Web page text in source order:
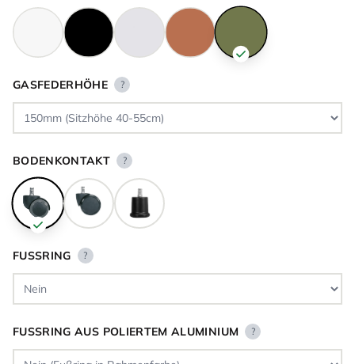
GASFEDERHÖHE ?
BODENKONTAKT ?
FUSSRING ?
FUSSRING AUS POLIERTEM ALUMINIUM ?